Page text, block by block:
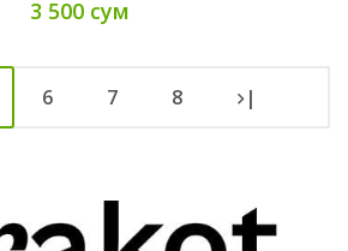
3 500 сум
6 7 8 |